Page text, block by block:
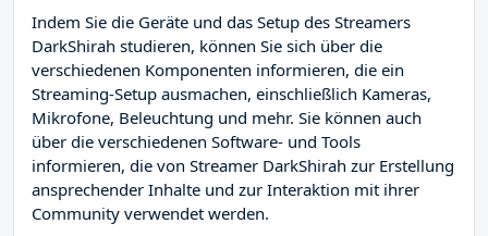
Indem Sie die Geräte und das Setup des Streamers
DarkShirah studieren, können Sie sich über die
verschiedenen Komponenten informieren, die ein
Streaming-Setup ausmachen, einschließlich Kameras,
Mikrofone, Beleuchtung und mehr. Sie können auch
über die verschiedenen Software- und Tools
informieren, die von Streamer DarkShirah zur Erstellung
ansprechender Inhalte und zur Interaktion mit ihrer
Community verwendet werden.